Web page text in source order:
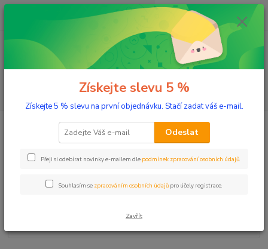
Menu
(Po-Pá, 10-17 hod.)
ks
0 Kč
Aromaterapie Éterické oleje Citron 20 ml
Citron 20 ml
Získejte slevu 5 %
Získejte 5 % slevu na první objednávku. Stačí zadat váš e-mail.
Odeslat
Přeji si odebírat novinky e-mailem dle podmínek zpracování osobních údajů.
Souhlasím se zpracováním osobních údajů pro účely registrace.
Zavřít